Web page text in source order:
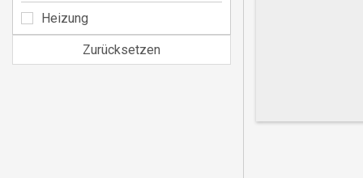
Heizung
Zurücksetzen